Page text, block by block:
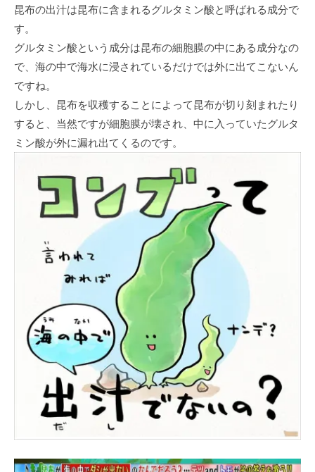
昆布の出汁は昆布に含まれるグルタミン酸と呼ばれる成分で
す。
グルタミン酸という成分は昆布の細胞膜の中にある成分なの
で、海の中で海水に浸されているだけでは外に出てこないん
ですね。
しかし、昆布を収穫することによって昆布が切り刻まれたり
すると、当然ですが細胞膜が壊され、中に入っていたグルタ
ミン酸が外に漏れ出てくるのです。